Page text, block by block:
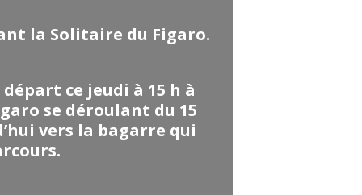
la Solitaire du Figaro.
ce jeudi à 15 h à
se déroulant du 15
vers la bagarre qui